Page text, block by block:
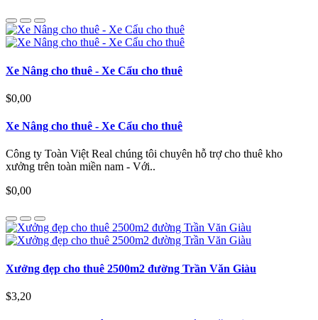
Xe Nâng cho thuê - Xe Cẩu cho thuê
$0,00
Xe Nâng cho thuê - Xe Cẩu cho thuê
Công ty Toàn Việt Real chúng tôi chuyên hỗ trợ cho thuê kho
xưởng trên toàn miền nam - Với..
$0,00
Xưởng đẹp cho thuê 2500m2 đường Trần Văn Giàu
$3,20